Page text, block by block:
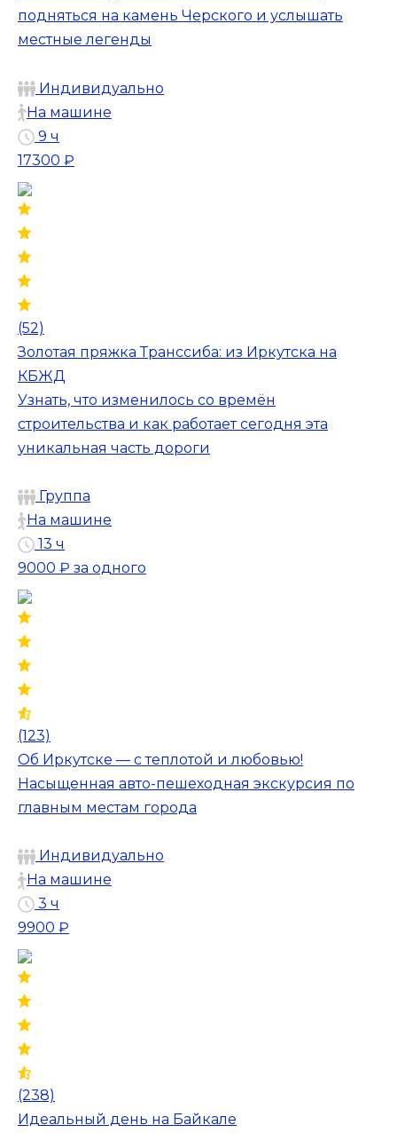
подняться на камень Черского и услышать
местные легенды
Индивидуально
На машине
9 ч
17300 ₽
(52)
Золотая пряжка Транссиба: из Иркутска на
КБЖД
Узнать, что изменилось со времён
строительства и как работает сегодня эта
уникальная часть дороги
Группа
На машине
13 ч
9000 ₽ за одного
(123)
Об Иркутске — с теплотой и любовью!
Насыщенная авто-пешеходная экскурсия по
главным местам города
Индивидуально
На машине
3 ч
9900 ₽
(238)
Идеальный день на Байкале